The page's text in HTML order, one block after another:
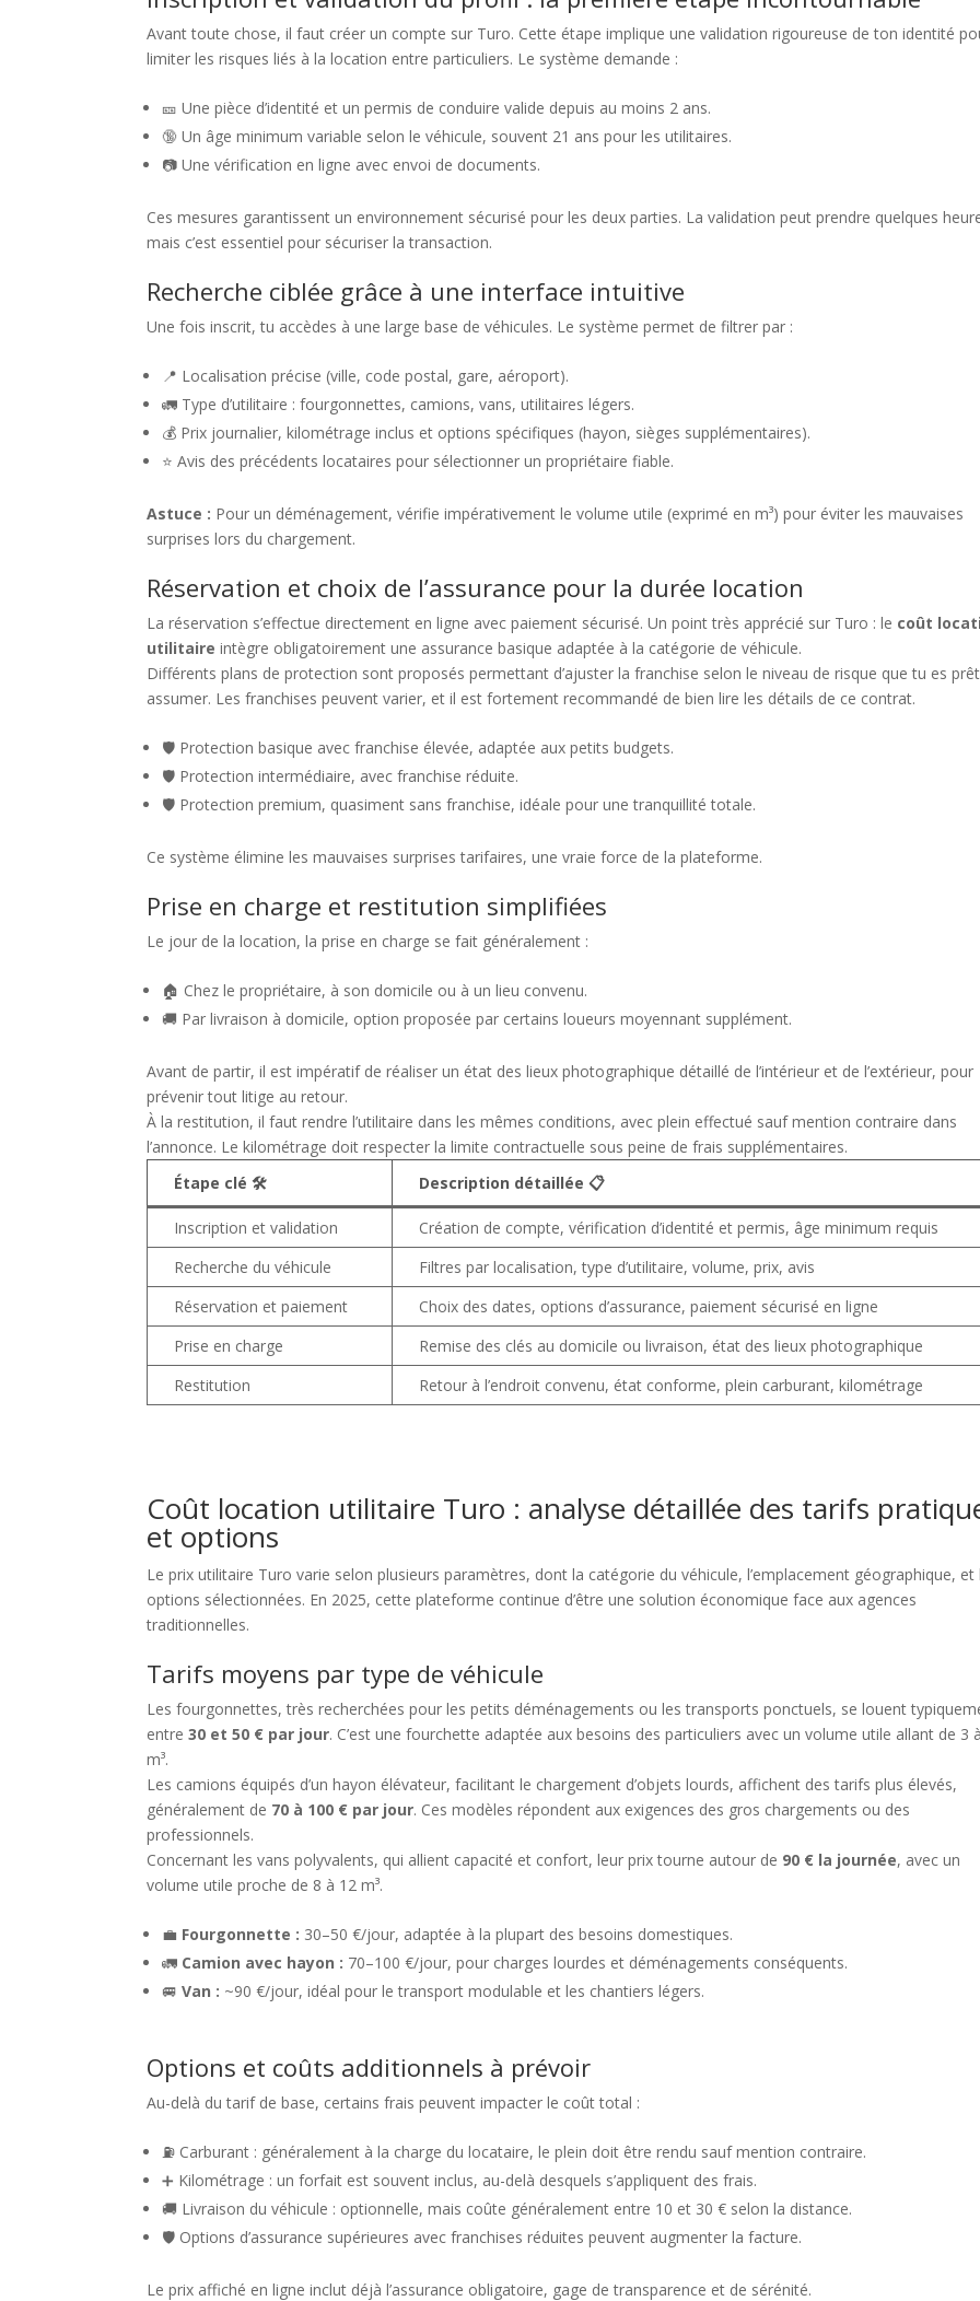
Avant toute chose, il faut créer un compte sur Turo. Cette étape implique une validation rigoureuse de ton identité
limiter les risques liés à la location entre particuliers. Le système demande :
🎫 Une pièce d’identité et un permis de conduire valide depuis au moins 2 ans.
🔞 Un âge minimum variable selon le véhicule, souvent 21 ans pour les utilitaires.
📷 Une vérification en ligne avec envoi de documents.
Ces mesures garantissent un environnement sécurisé pour les deux parties. La validation peut prendre quelques
mais c’est essentiel pour sécuriser la transaction.
Recherche ciblée grâce à une interface intuitive
Une fois inscrit, tu accèdes à une large base de véhicules. Le système permet de filtrer par :
📍 Localisation précise (ville, code postal, gare, aéroport).
🚛 Type d’utilitaire : fourgonnettes, camions, vans, utilitaires légers.
💰 Prix journalier, kilométrage inclus et options spécifiques (hayon, sièges supplémentaires).
⭐ Avis des précédents locataires pour sélectionner un propriétaire fiable.
Astuce : Pour un déménagement, vérifie impérativement le volume utile (exprimé en m³) pour éviter les mauvaises
surprises lors du chargement.
Réservation et choix de l’assurance pour la durée location
La réservation s’effectue directement en ligne avec paiement sécurisé. Un point très apprécié sur Turo : le coût
utilitaire intègre obligatoirement une assurance basique adaptée à la catégorie de véhicule.
Différents plans de protection sont proposés permettant d’ajuster la franchise selon le niveau de risque que tu es
assumer. Les franchises peuvent varier, et il est fortement recommandé de bien lire les détails de ce contrat.
🛡️ Protection basique avec franchise élevée, adaptée aux petits budgets.
🛡️ Protection intermédiaire, avec franchise réduite.
🛡️ Protection premium, quasiment sans franchise, idéale pour une tranquillité totale.
Ce système élimine les mauvaises surprises tarifaires, une vraie force de la plateforme.
Prise en charge et restitution simplifiées
Le jour de la location, la prise en charge se fait généralement :
🏠 Chez le propriétaire, à son domicile ou à un lieu convenu.
🚚 Par livraison à domicile, option proposée par certains loueurs moyennant supplément.
Avant de partir, il est impératif de réaliser un état des lieux photographique détaillé de l’intérieur et de l’extérieur, pour
prévenir tout litige au retour.
À la restitution, il faut rendre l’utilitaire dans les mêmes conditions, avec plein effectué sauf mention contraire dans
l’annonce. Le kilométrage doit respecter la limite contractuelle sous peine de frais supplémentaires.
Étape clé 🛠️
Description détaillée 📋
Inscription et validation
Création de compte, vérification d’identité et permis, âge minimum requis
Recherche du véhicule
Filtres par localisation, type d’utilitaire, volume, prix, avis
Réservation et paiement
Choix des dates, options d’assurance, paiement sécurisé en ligne
Prise en charge
Remise des clés au domicile ou livraison, état des lieux photographique
Restitution
Retour à l’endroit convenu, état conforme, plein carburant, kilométrage
Coût location utilitaire Turo : analyse détaillée des tarifs
et options
Le prix utilitaire Turo varie selon plusieurs paramètres, dont la catégorie du véhicule, l’emplacement géographique, et
options sélectionnées. En 2025, cette plateforme continue d’être une solution économique face aux agences
traditionnelles.
Tarifs moyens par type de véhicule
Les fourgonnettes, très recherchées pour les petits déménagements ou les transports ponctuels, se louent
entre30 et 50 € par jour. C’est une fourchette adaptée aux besoins des particuliers avec un volume utile allant de 3
m³.
Les camions équipés d’un hayon élévateur, facilitant le chargement d’objets lourds, affichent des tarifs plus élevés,
généralement de 70 à 100 € par jour. Ces modèles répondent aux exigences des gros chargements ou des
professionnels.
Concernant les vans polyvalents, qui allient capacité et confort, leur prix tourne autour de 90 € la journée, avec un
volume utile proche de 8 à 12 m³.
💼 Fourgonnette : 30–50 €/jour, adaptée à la plupart des besoins domestiques.
🚛 Camion avec hayon : 70–100 €/jour, pour charges lourdes et déménagements conséquents.
🚐Van : ~90 €/jour, idéal pour le transport modulable et les chantiers légers.
Options et coûts additionnels à prévoir
Au-delà du tarif de base, certains frais peuvent impacter le coût total :
⛽ Carburant : généralement à la charge du locataire, le plein doit être rendu sauf mention contraire.
➕ Kilométrage : un forfait est souvent inclus, au-delà desquels s’appliquent des frais.
🚚 Livraison du véhicule : optionnelle, mais coûte généralement entre 10 et 30 € selon la distance.
🛡️ Options d’assurance supérieures avec franchises réduites peuvent augmenter la facture.
Le prix affiché en ligne inclut déjà l’assurance obligatoire, gage de transparence et de sérénité.